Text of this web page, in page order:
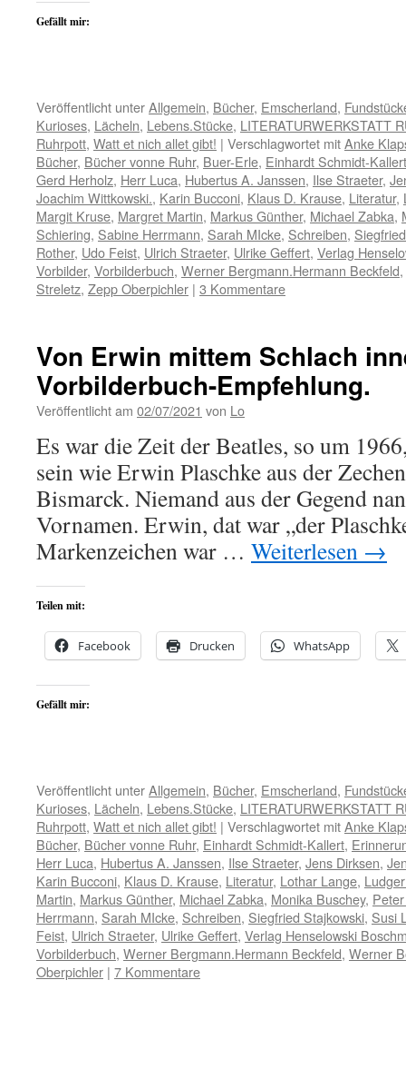
Gefällt mir:
Veröffentlicht unterAllgemein, Bücher, Emscherland,
Kurioses, Lächeln, Lebens.Stücke, LITERATURWERKSTATT
Ruhrpott, Watt et nich allet gibt! | Verschlagwortet mitAnke
Bücher, Bücher vonne Ruhr, Buer-Erle, Einhardt Schmidt-Kallert
Gerd Herholz, Herr Luca, Hubertus A. Janssen, Ilse Straeter,
Joachim Wittkowski., Karin Bucconi, Klaus D. Krause, Literatur,
Margit Kruse, Margret Martin, Markus Günther, Michael Zabka,
Schiering, Sabine Herrmann, Sarah MIcke, Schreiben,
Rother, Udo Feist, Ulrich Straeter, Ulrike Geffert, Verlag
Vorbilder, Vorbilderbuch, Werner Bergmann.Hermann Beckfeld,
Streletz, Zepp Oberpichler | 3 Kommentare
Von Erwin mittem Schlach
Vorbilderbuch-Empfehlung.
Veröffentlicht am 02/07/2021 von Lo
Es war die Zeit der Beatles, so um
sein wie Erwin Plaschke aus der
Bismarck. Niemand aus der Gegend
Vornamen. Erwin, dat war „der
Markenzeichen war … Weiterlesen →
Teilen mit:
Facebook Drucken WhatsApp
Gefällt mir:
Veröffentlicht unterAllgemein, Bücher, Emscherland,
Kurioses, Lächeln, Lebens.Stücke, LITERATURWERKSTATT
Ruhrpott, Watt et nich allet gibt! | Verschlagwortet mitAnke
Bücher, Bücher vonne Ruhr, Einhardt Schmidt-Kallert,
Herr Luca, Hubertus A. Janssen, Ilse Straeter, Jens Dirksen,
Karin Bucconi, Klaus D. Krause, Literatur, Lothar Lange,
Martin, Markus Günther, Michael Zabka, Monika Buschey,
Herrmann, Sarah MIcke, Schreiben, Siegfried Stajkowski, Susi
Feist, Ulrich Straeter, Ulrike Geffert, Verlag Henselowski
Vorbilderbuch, Werner Bergmann.Hermann Beckfeld, Werner
Oberpichler | 7 Kommentare